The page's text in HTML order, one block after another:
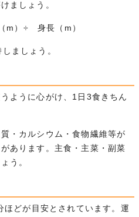
ましょう。
m）÷ 身長（m）
ましょう。
ように心がけ、1日3食きちん
・カルシウム・食物繊維等が
あります。主食・主菜・副菜
う。
どが目安とされています。運